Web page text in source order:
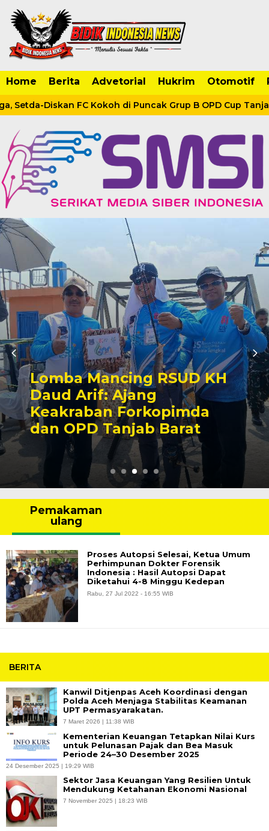
Home Berita Advetorial Hukrim Otomotif
Setda-Diskan FC Kokoh di Puncak Grup B OPD Cup
Lomba Mancing RSUD KH
Daud Arif: Ajang
Keakraban Forkopimda
dan OPD Tanjab Barat
BERITA
Kanwil Ditjenpas Aceh Koordinasi dengan
Polda Aceh Menjaga Stabilitas Keamanan
UPT Permasyarakatan.
7 Maret 2026 | 11:38 WIB
Kementerian Keuangan Tetapkan Nilai Kurs
untuk Pelunasan Pajak dan Bea Masuk
Periode 24–30 Desember 2025
24 Desember 2025 | 19:29 WIB
Sektor Jasa Keuangan Yang Resilien Untuk
Mendukung Ketahanan Ekonomi Nasional
7 November 2025 | 18:23 WIB
Pemakaman
ulang
Proses Autopsi Selesai, Ketua Umum
Perhimpunan Dokter Forensik
Indonesia : Hasil Autopsi Dapat
Diketahui 4-8 Minggu Kedepan
Rabu, 27 Jul 2022 - 16:55 WIB